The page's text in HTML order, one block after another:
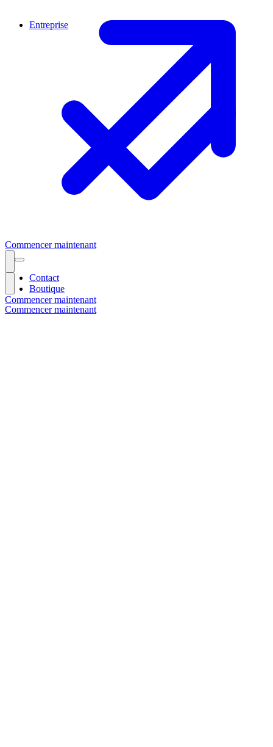
Commencer maintenant
Commencer maintenant
Entreprise
Contact
Boutique
Commencer maintenant